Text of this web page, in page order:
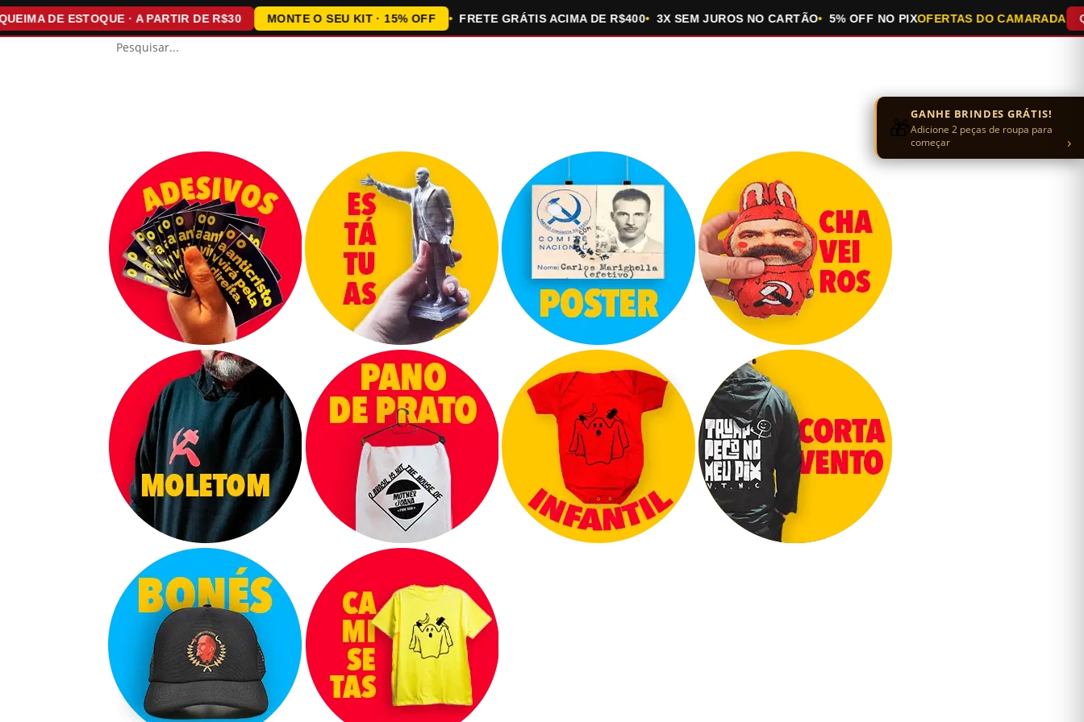
DE ESTOQUE · A PARTIR DE R$30 MONTE O SEU KIT · 15% OFF FRETE GRÁTIS ACIMA DE R$400 3X SEM JUROS NO CARTÃO 5% OFF NO PIXOFERTAS DO CAMARADA
🎁GANHE BRINDES GRÁTIS!
Adicione 2 peças de roupa para
começar
›